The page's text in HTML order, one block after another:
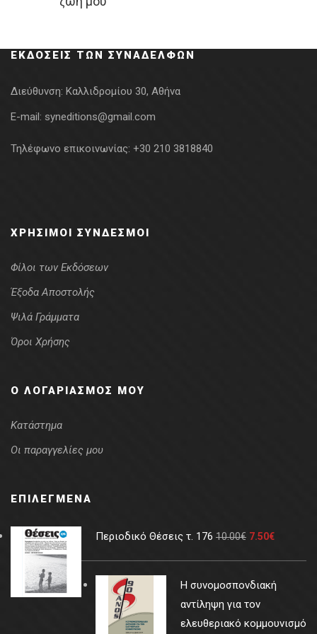
was:
ΕΚΔΌΣΕΙΣ ΤΩΝ ΣΥΝΑΔΈΛΦΩΝ
Διεύθυνση: Καλλιδρομίου 30, Αθήνα
E-mail: syneditions@gmail.com
Τηλέφωνο επικοινωνίας: +30 210 3818840
ΧΡΉΣΙΜΟΙ ΣΎΝΔΕΣΜΟΙ
Φίλοι των Εκδόσεων
Έξοδα Αποστολής
Ψιλά Γράμματα
Όροι Χρήσης
Ο ΛΟΓΑΡΙΑΣΜΌΣ ΜΟΥ
Κατάστημα
Οι παραγγελίες μου
ΕΠΙΛΕΓΜΈΝΑ
Περιοδικό Θέσεις τ. 176 10.00€ 7.50€
Η συνομοσπονδιακή
αντίληψη για τον
ελευθεριακό κομμουνισμό